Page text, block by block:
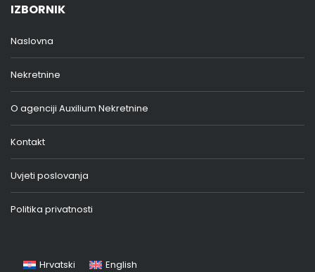
IZBORNIK
Naslovna
Nekretnine
O agenciji Auxilium Nekretnine
Kontakt
Uvjeti poslovanja
Politika privatnosti
Hrvatski English